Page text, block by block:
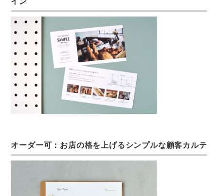
オーダー可：お店の格を上げるシンプルな顧客カルテ